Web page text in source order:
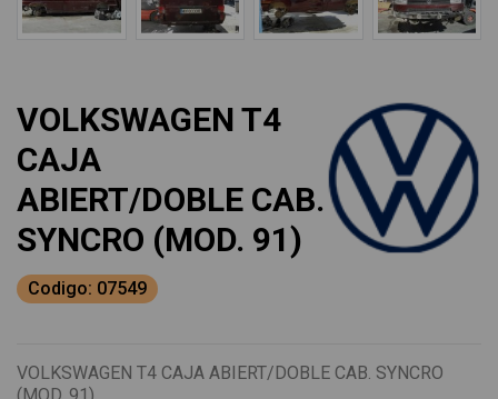
VOLKSWAGEN T4
CAJA
ABIERT/DOBLE CAB.
SYNCRO (MOD. 91)
Codigo: 07549
VOLKSWAGEN T4 CAJA ABIERT/DOBLE CAB. SYNCRO